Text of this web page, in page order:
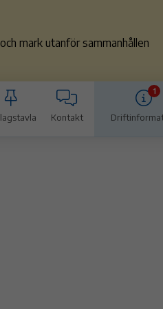
mark utanför sammanhållen
Kontakt
1